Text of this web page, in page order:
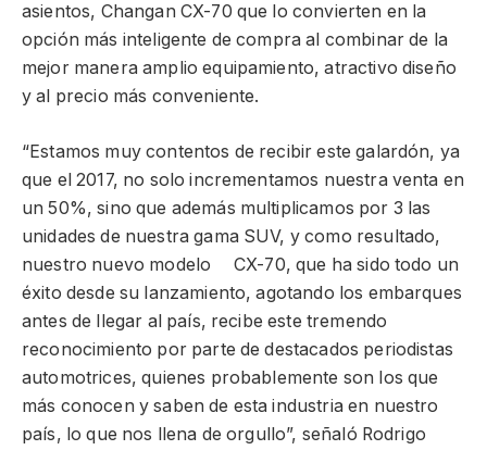
asientos, Changan CX-70 que lo convierten en la
opción más inteligente de compra al combinar de la
mejor manera amplio equipamiento, atractivo diseño
y al precio más conveniente.
“Estamos muy contentos de recibir este galardón, ya
que el 2017, no solo incrementamos nuestra venta en
un 50%, sino que además multiplicamos por 3 las
unidades de nuestra gama SUV, y como resultado,
nuestro nuevo modelo CX-70, que ha sido todo un
éxito desde su lanzamiento, agotando los embarques
antes de llegar al país, recibe este tremendo
reconocimiento por parte de destacados periodistas
automotrices, quienes probablemente son los que
más conocen y saben de esta industria en nuestro
país, lo que nos llena de orgullo”, señaló Rodrigo